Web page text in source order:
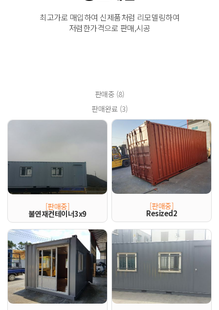
최고가로 매입하여 신제품처럼 리모델링하여
저렴한가격으로 판매,시공
판매중 (8)
판매완료 (3)
[판매중]
불연재컨테이너3x9
[판매중]
Resized2